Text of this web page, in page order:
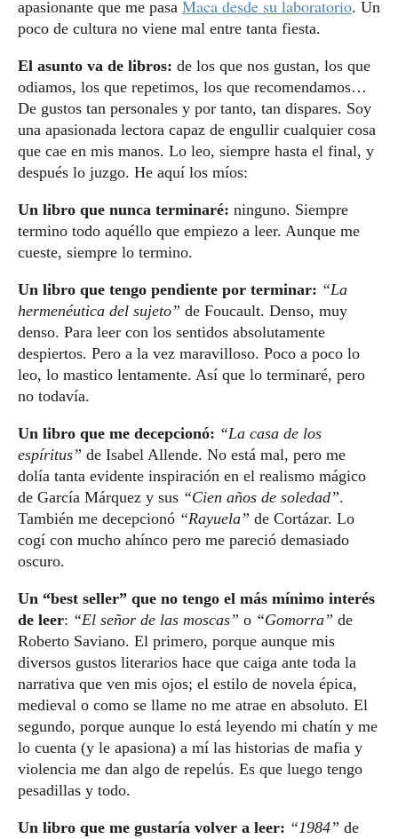
apasionante que me pasa Maca desde su laboratorio. Un
poco de cultura no viene mal entre tanta fiesta.
El asunto va de libros: de los que nos gustan, los que
odiamos, los que repetimos, los que recomendamos…
De gustos tan personales y por tanto, tan dispares. Soy
una apasionada lectora capaz de engullir cualquier cosa
que cae en mis manos. Lo leo, siempre hasta el final, y
después lo juzgo. He aquí los míos:
Un libro que nunca terminaré: ninguno. Siempre
termino todo aquéllo que empiezo a leer. Aunque me
cueste, siempre lo termino.
Un libro que tengo pendiente por terminar: “La
hermenéutica del sujeto” de Foucault. Denso, muy
denso. Para leer con los sentidos absolutamente
despiertos. Pero a la vez maravilloso. Poco a poco lo
leo, lo mastico lentamente. Así que lo terminaré, pero
no todavía.
Un libro que me decepcionó: “La casa de los
espíritus” de Isabel Allende. No está mal, pero me
dolía tanta evidente inspiración en el realismo mágico
de García Márquez y sus “Cien años de soledad”.
También me decepcionó “Rayuela” de Cortázar. Lo
cogí con mucho ahínco pero me pareció demasiado
oscuro.
Un “best seller” que no tengo el más mínimo interés
de leer: “El señor de las moscas” o “Gomorra” de
Roberto Saviano. El primero, porque aunque mis
diversos gustos literarios hace que caiga ante toda la
narrativa que ven mis ojos; el estilo de novela épica,
medieval o como se llame no me atrae en absoluto. El
segundo, porque aunque lo está leyendo mi chatín y me
lo cuenta (y le apasiona) a mí las historias de mafia y
violencia me dan algo de repelús. Es que luego tengo
pesadillas y todo.
Un libro que me gustaría volver a leer: “1984” de